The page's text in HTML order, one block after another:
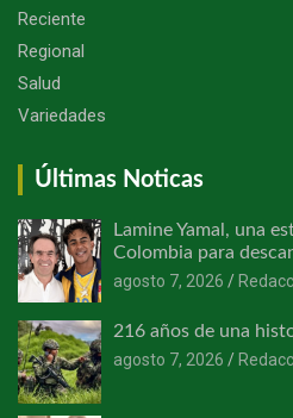
Reciente
Regional
Salud
Variedades
Últimas Noticas
Lamine Yamal, una
Colombia para
agosto 7, 2026
216 años de una
agosto 7, 2026